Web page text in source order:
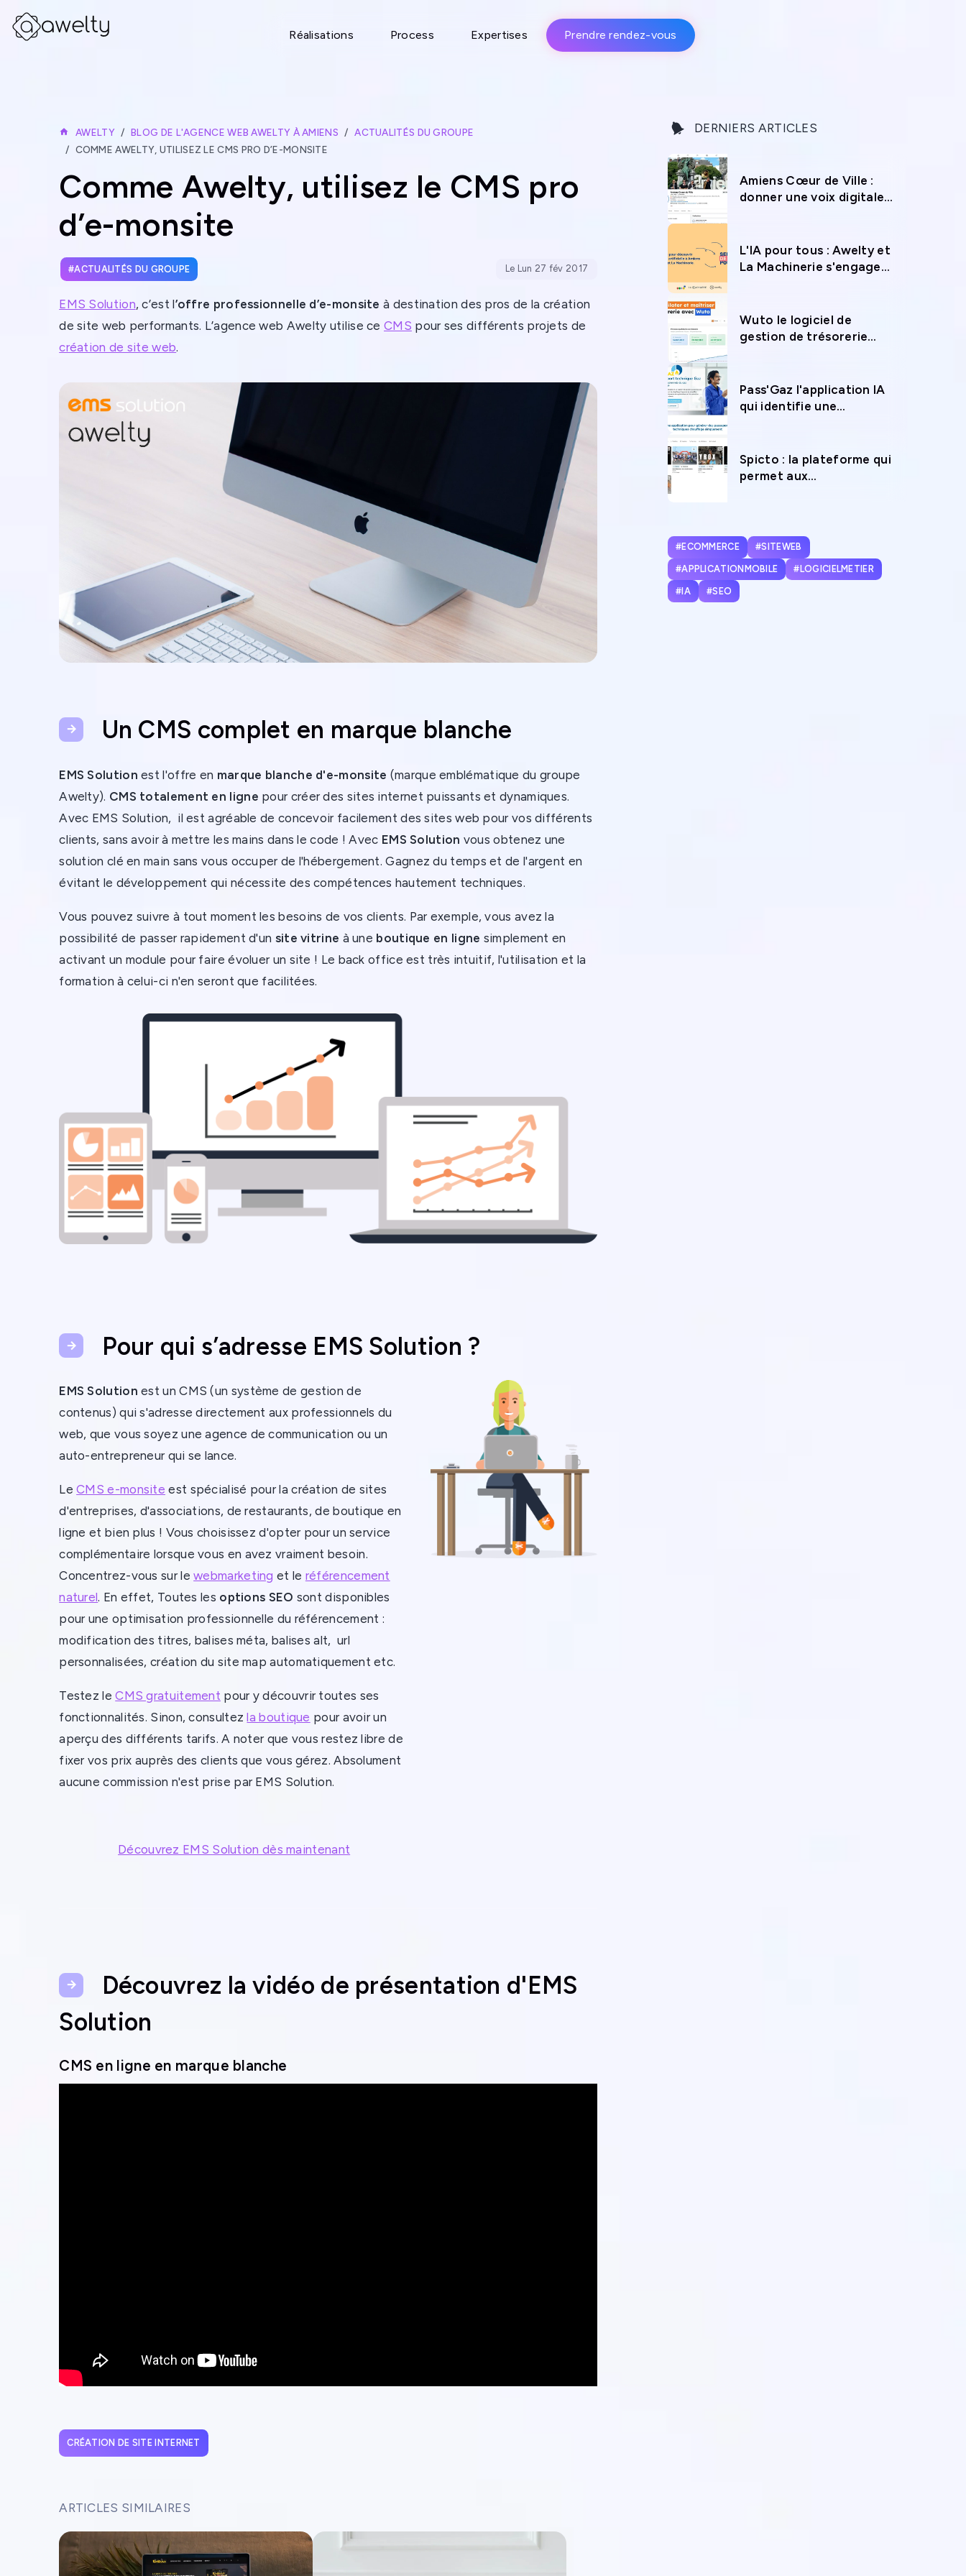
Réalisations Process Expertises Prendre rendez-vous
AWELTY BLOG DE L'AGENCE WEB AWELTY À AMIENS
ACTUALITÉS DU GROUPE
COMME AWELTY, UTILISEZ LE CMS PRO D’E-MONSITE
Comme Awelty, utilisez le CMS pro
d’e-monsite
Le Lun 27 fév 2017
ACTUALITÉS DU GROUPE
EMS Solution, c’est l’offre professionnelle d’e-monsiteà destination des pros de la création
de site web performants. L’agence web Awelty utilise ceCMS pour ses différents projets de
création de site web.
Un CMS complet en marque blanche
EMS Solution est l'offre en marque blanche d'e-monsite (marque emblématique du groupe
Awelty). CMS totalement en ligne pour créer des sites internet puissants et dynamiques.
Avec EMS Solution, il est agréable de concevoir facilement des sites web pour vos différents
clients, sans avoir à mettre les mains dans le code ! Avec EMS Solution vous obtenez une
solution clé en main sans vous occuper de l'hébergement. Gagnez du temps et de l'argent en
évitant le développement qui nécessite des compétences hautement techniques.
Vous pouvez suivre à tout moment les besoins de vos clients. Par exemple, vous avez la
possibilité de passer rapidement d'un site vitrine à une boutique en ligne simplement en
activant un module pour faire évoluer un site ! Le back office est très intuitif, l'utilisation et la
formation à celui-ci n'en seront que facilitées.
Pour qui s’adresse EMS Solution ?
EMS Solution est un CMS (un système de gestion de
contenus) qui s'adresse directement aux professionnels du
web, que vous soyez une agence de communication ou un
auto-entrepreneur qui se lance.
LeCMS e-monsite est spécialisé pour la création de sites
d'entreprises, d'associations, de restaurants, de boutique en
ligne et bien plus ! Vous choisissez d'opter pour un service
complémentaire lorsque vous en avez vraiment besoin.
Concentrez-vous sur lewebmarketing et le référencement
naturel. En effet, Toutes les options SEO sont disponibles
pour une optimisation professionnelle du référencement :
modification des titres, balises méta, balises alt, url
personnalisées, création du site map automatiquement etc.
Testez leCMS gratuitement pour y découvrir toutes ses
fonctionnalités. Sinon, consultezla boutique pour avoir un
aperçu des différents tarifs. A noter que vous restez libre de
fixer vos prix auprès des clients que vous gérez. Absolument
aucune commission n'est prise par EMS Solution.
Découvrez EMS Solution dès maintenant
Découvrez la vidéo de présentation d'EMS
Solution
CMS en ligne en marque blanche
CRÉATION DE SITE INTERNET
ARTICLES SIMILAIRES
DERNIERS ARTICLES
Amiens Cœur de Ville :
donner une voix digitale
L'IA pour tous : Awelty et
La Machinerie s'engagent
Wuto le logiciel de
gestion de trésorerie
entreprise
Pass'Gaz l'application IA
qui identifie une
Spicto : la plateforme qui
permet aux
#ECOMMERCE #SITEWEB
#APPLICATIONMOBILE #LOGICIELMETIER
#IA #SEO